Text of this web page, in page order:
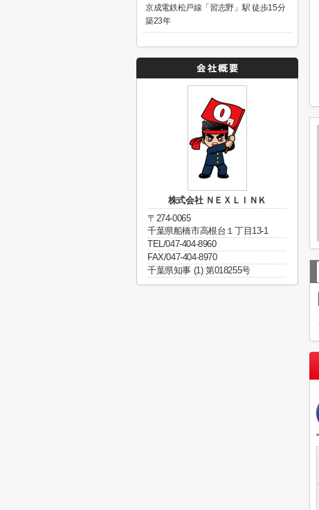
京成電鉄松戸線「習志野」駅 徒歩15分
築23年
株式会社 ＮＥＸＬＩＮＫ
〒274-0065
千葉県船橋市高根台１丁目13-1
TEL/047-404-8960
FAX/047-404-8970
千葉県知事 (1) 第018255号